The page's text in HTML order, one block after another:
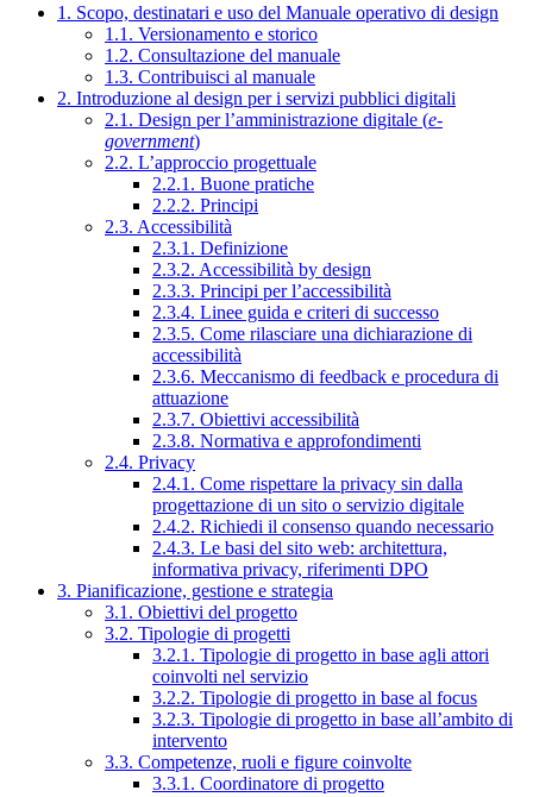
1. Scopo, destinatari e uso del Manuale operativo di design
1.1. Versionamento e storico
1.2. Consultazione del manuale
1.3. Contribuisci al manuale
2. Introduzione al design per i servizi pubblici digitali
2.1. Design per l’amministrazione digitale (e-
government)
2.2. L’approccio progettuale
2.2.1. Buone pratiche
2.2.2. Principi
2.3. Accessibilità
2.3.1. Definizione
2.3.2. Accessibilità by design
2.3.3. Principi per l’accessibilità
2.3.4. Linee guida e criteri di successo
2.3.5. Come rilasciare una dichiarazione di
accessibilità
2.3.6. Meccanismo di feedback e procedura di
attuazione
2.3.7. Obiettivi accessibilità
2.3.8. Normativa e approfondimenti
2.4. Privacy
2.4.1. Come rispettare la privacy sin dalla
progettazione di un sito o servizio digitale
2.4.2. Richiedi il consenso quando necessario
2.4.3. Le basi del sito web: architettura,
informativa privacy, riferimenti DPO
3. Pianificazione, gestione e strategia
3.1. Obiettivi del progetto
3.2. Tipologie di progetti
3.2.1. Tipologie di progetto in base agli attori
coinvolti nel servizio
3.2.2. Tipologie di progetto in base al focus
3.2.3. Tipologie di progetto in base all’ambito di
intervento
3.3. Competenze, ruoli e figure coinvolte
3.3.1. Coordinatore di progetto